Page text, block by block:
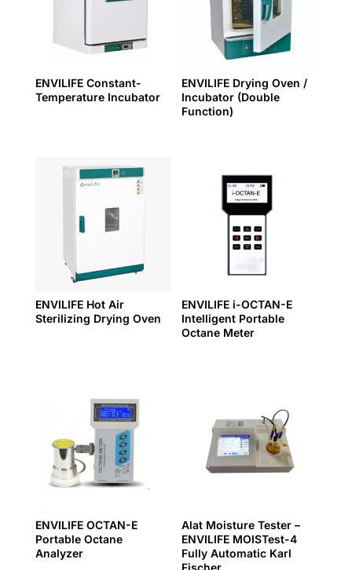
ENVILIFE Constant-
Temperature Incubator
ENVILIFE Drying Oven /
Incubator (Double
Function)
ENVILIFE Hot Air
Sterilizing Drying Oven
ENVILIFE i-OCTAN-E
Intelligent Portable
Octane Meter
ENVILIFE OCTAN-E
Portable Octane
Analyzer
Alat Moisture Tester –
ENVILIFE MOISTest-4
Fully Automatic Karl
Fischer